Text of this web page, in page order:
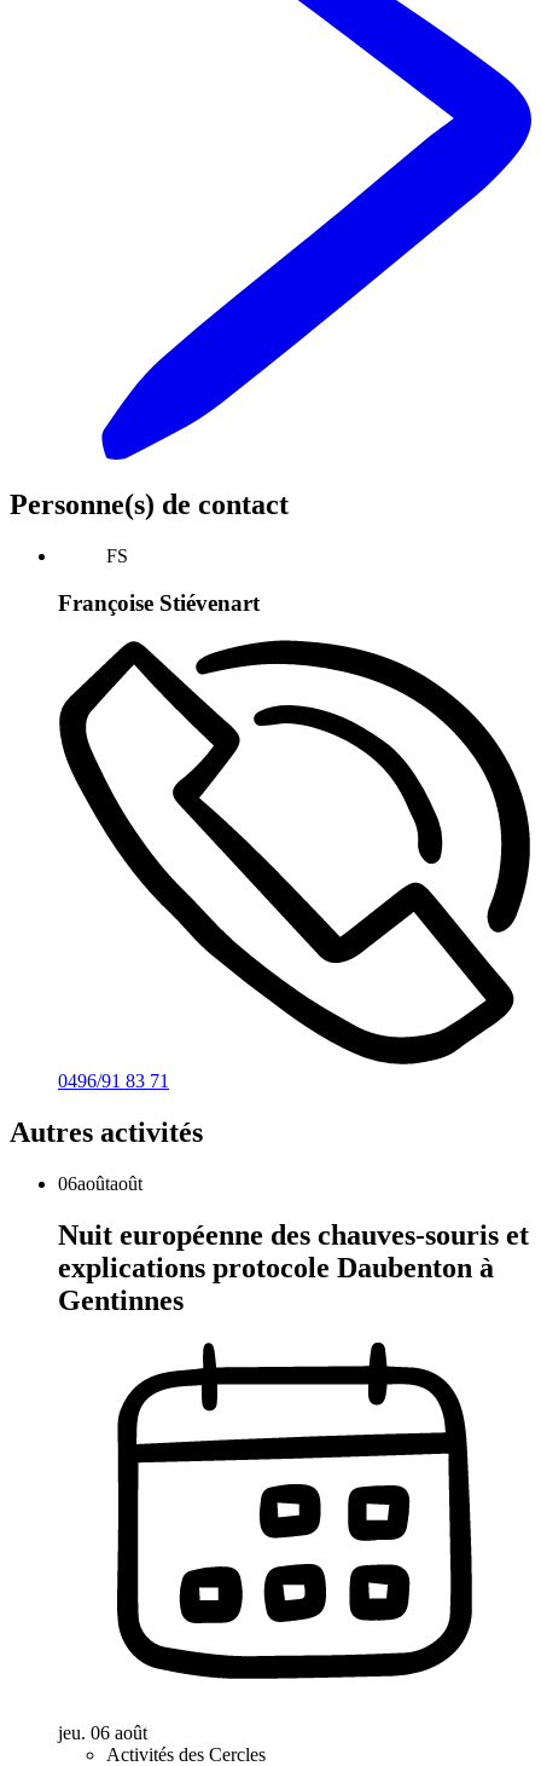
Personne(s) de contact
FS
Françoise Stiévenart
0496/91 83 71
Autres activités
06aoûtaoût
Nuit européenne des chauves-souris et
explications protocole Daubenton à
Gentinnes
jeu. 06 août
Activités des Cercles